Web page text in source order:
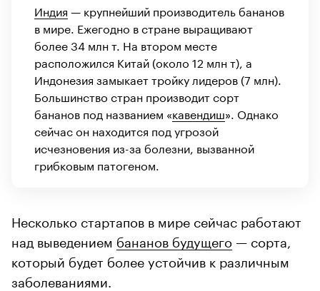
Индия — крупнейший производитель бананов
в мире. Ежегодно в стране выращивают
более 34 млн т. На втором месте
расположился Китай (около 12 млн т), а
Индонезия замыкает тройку лидеров (7 млн).
Большинство стран производит сорт
бананов под названием «кавендиш». Однако
сейчас он находится под угрозой
исчезновения из-за болезни, вызванной
грибковым патогеном.
Несколько стартапов в мире сейчас работают
над выведением бананов будущего — сорта,
который будет более устойчив к различным
заболеваниями.